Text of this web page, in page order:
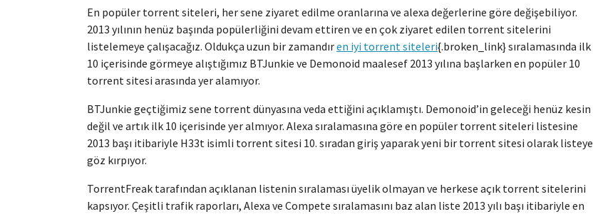
En popüler torrent siteleri, her sene ziyaret edilme oranlarına ve alexa değerlerine göre değişebiliyor.
2013 yılının henüz başında popülerliğini devam ettiren ve en çok ziyaret edilen torrent sitelerini
listelemeye çalışacağız. Oldukça uzun bir zamandıren iyi torrent siteleri{.broken_link} sıralamasında ilk
10 içerisinde görmeye alıştığımız BTJunkie ve Demonoid maalesef 2013 yılına başlarken en popüler 10
torrent sitesi arasında yer alamıyor.
BTJunkie geçtiğimiz sene torrent dünyasına veda ettiğini açıklamıştı. Demonoid’in geleceği henüz kesin
değil ve artık ilk 10 içerisinde yer almıyor. Alexa sıralamasına göre en popüler torrent siteleri listesine
2013 başı itibariyle H33t isimli torrent sitesi 10. sıradan giriş yaparak yeni bir torrent sitesi olarak listeye
göz kırpıyor.
TorrentFreak tarafından açıklanan listenin sıralaması üyelik olmayan ve herkese açık torrent sitelerini
kapsıyor. Çeşitli trafik raporları, Alexa ve Compete sıralamasını baz alan liste 2013 yılı başı itibariyle en